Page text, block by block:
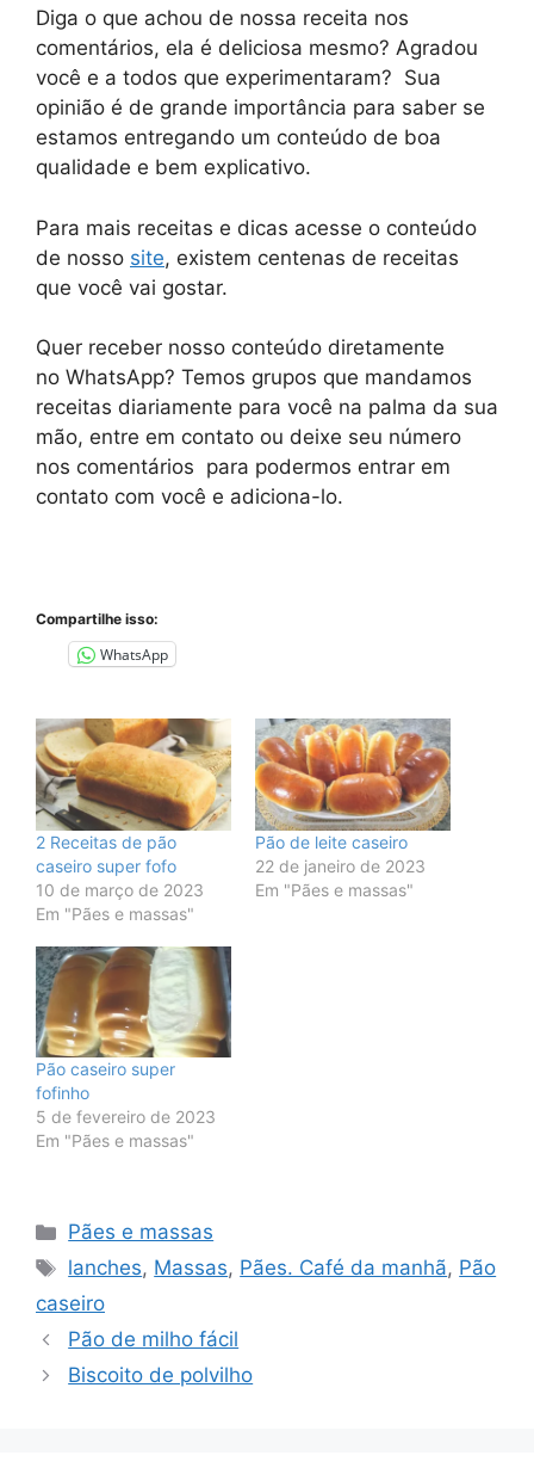
Diga o que achou de nossa receita nos
comentários, ela é deliciosa mesmo? Agradou
você e a todos que experimentaram? Sua
opinião é de grande importância para saber se
estamos entregando um conteúdo de boa
qualidade e bem explicativo.
Para mais receitas e dicas acesse o conteúdo
de nosso site, existem centenas de receitas
que você vai gostar.
Quer receber nosso conteúdo diretamente
no WhatsApp? Temos grupos que mandamos
receitas diariamente para você na palma da sua
mão, entre em contato ou deixe seu número
nos comentários para podermos entrar em
contato com você e adiciona-lo.
Compartilhe isso:
WhatsApp
2 Receitas de pão
caseiro super fofo
10 de março de 2023
Em "Pães e massas"
Pão de leite caseiro
22 de janeiro de 2023
Em "Pães e massas"
Pão caseiro super
fofinho
5 de fevereiro de 2023
Em "Pães e massas"
Categorias
Pães e massas
Tags
lanches, Massas, Pães. Café da manhã, Pão
caseiro
Pão de milho fácil
Biscoito de polvilho